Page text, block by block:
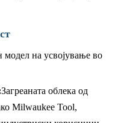
модел на усвојување во
Загреаната облека од
Milwaukee Tool,